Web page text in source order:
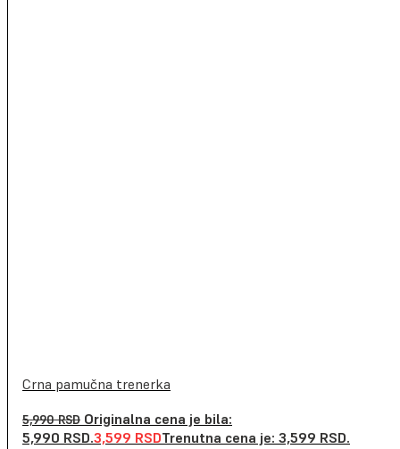
Crna pamučna trenerka
5,990RSD Originalna cena je bila:
5,990 RSD.3,599 RSDTrenutna cena je: 3,599 RSD.